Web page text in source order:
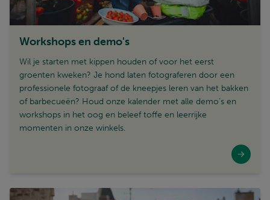
Workshops en demo's
Wil je starten met kippen houden of voor het eerst
groenten kweken? Je hond laten fotograferen door een
professionele fotograaf of de kneepjes leren van het bakken
of barbecueën? Houd onze kalender met alle demo’s en
workshops in het oog en beleef toffe en leerrijke
momenten in onze winkels.